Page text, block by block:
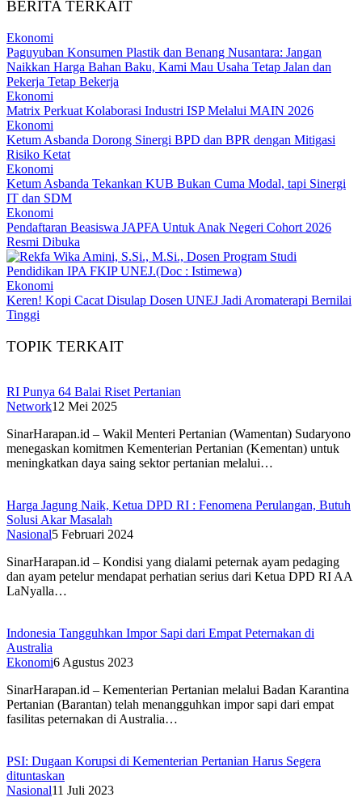
BERITA TERKAIT
Ekonomi
Paguyuban Konsumen Plastik dan Benang Nusantara: Jangan
Naikkan Harga Bahan Baku, Kami Mau Usaha Tetap Jalan dan
Pekerja Tetap Bekerja
Ekonomi
Matrix Perkuat Kolaborasi Industri ISP Melalui MAIN 2026
Ekonomi
Ketum Asbanda Dorong Sinergi BPD dan BPR dengan Mitigasi
Risiko Ketat
Ekonomi
Ketum Asbanda Tekankan KUB Bukan Cuma Modal, tapi Sinergi
IT dan SDM
Ekonomi
Pendaftaran Beasiswa JAPFA Untuk Anak Negeri Cohort 2026
Resmi Dibuka
Ekonomi
Keren! Kopi Cacat Disulap Dosen UNEJ Jadi Aromaterapi Bernilai
Tinggi
TOPIK TERKAIT
RI Punya 64 Balai Riset Pertanian
Network12 Mei 2025
SinarHarapan.id – Wakil Menteri Pertanian (Wamentan) Sudaryono
menegaskan komitmen Kementerian Pertanian (Kementan) untuk
meningkatkan daya saing sektor pertanian melalui…
Harga Jagung Naik, Ketua DPD RI : Fenomena Perulangan, Butuh
Solusi Akar Masalah
Nasional5 Februari 2024
SinarHarapan.id – Kondisi yang dialami peternak ayam pedaging
dan ayam petelur mendapat perhatian serius dari Ketua DPD RI AA
LaNyalla…
Indonesia Tangguhkan Impor Sapi dari Empat Peternakan di
Australia
Ekonomi6 Agustus 2023
SinarHarapan.id – Kementerian Pertanian melalui Badan Karantina
Pertanian (Barantan) telah menangguhkan impor sapi dari empat
fasilitas peternakan di Australia…
PSI: Dugaan Korupsi di Kementerian Pertanian Harus Segera
dituntaskan
Nasional11 Juli 2023